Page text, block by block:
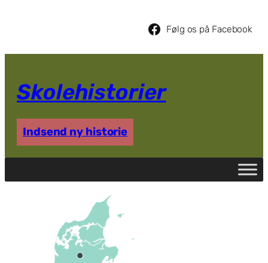
Følg os på Facebook
Skolehistorier
Indsend ny historie